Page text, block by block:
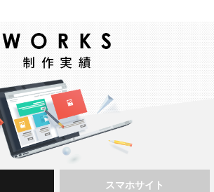
スマホサイト